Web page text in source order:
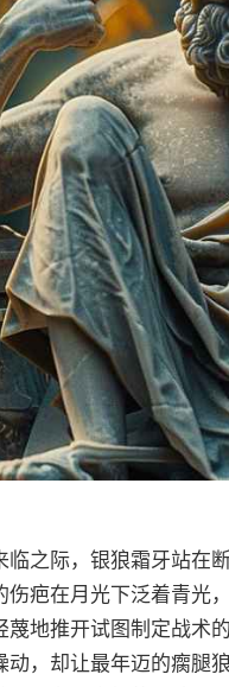
临之际，银狼霜牙站在
伤疤在月光下泛着青光
蔑地推开试图制定战术
动，却让最年迈的瘸腿